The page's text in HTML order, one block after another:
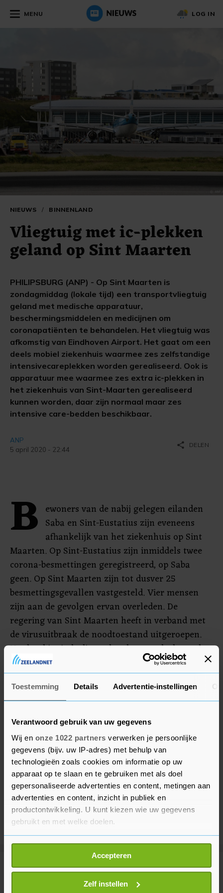
Toestemming Details Advertentie-instellingen
Verantwoord gebruik van uw gegevens
Wij en onze 1022 partners verwerken je persoonlijke
gegevens (bijv. uw IP-adres) met behulp van
technologieën zoals cookies om informatie op uw
apparaat op te slaan en te gebruiken met als doel
gepersonaliseerde advertenties en content, metingen aan
advertenties en content, inzicht in publiek en
productontwikkeling. U kunt kiezen wie uw gegevens
gebruikt en met welke doelen.
Als u het toestaat, willen we ook graag:
Informatie verzamelen over uw geografische
locatie, die tot een paar meter nauwkeurig kan zijn
Uw apparaat identificeren door het actief te
Accepteren
Zelf instellen
MENU LOG IN
NIEUWS / BINNENLAND
Vliegtuig met ic-plekken
geland op Sint Maarten
PHILIPSBURG (ANP) - Op Sint Maarten is
zondagmiddag (lokale tijd) een transportvliegtuig
geland met medische apparatuur,
beschermingsmiddelen en medicijnen om
coronapatiënten te behandelen. Het vliegtuig was
afkomstig van Eindhoven Airport. Het gaat om een
deels mobiel ziekenhuis waarmee zes zelfstandige
intensivecareplekken worden gerealiseerd. Ook is
apparatuur mee waarmee zes extra ic-plekken in
het ziekenhuis van Sint-Maarten gerealiseerd
kunnen worden, daar zijn normaal maar zes
intensive care-bedden beschikbaar.
ANP
5 april 2020 - 22:44
share DELEN
B ewoners van de nabij gelegen eilanden
Saba en Sint-Eustatius zijn eveneens
afhankelijk van het ziekenhuis op Sint
Maarten. Op Sint-Eustatius zijn inmiddels twee
corona-besmettingen geregistreerd, op Saba
geen. Op Sint Maarten zijn tot dusver 25
besmettingsgevallen vastgesteld. Vier mensen
zijn aan de gevolgen ervan overleden. De
regering van Sint Maarten heeft in verband met
de virusuitbraak de noodtoestand uitgeroepen.
Het land is sinds dit weekend grotendeels op slot.
Meer uit Binnenland